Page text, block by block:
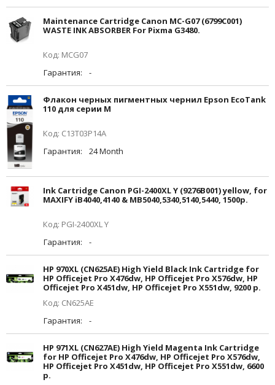
Maintenance Cartridge Canon MC-G07 (6799C001)
WASTE INK ABSORBER For Pixma G3480.
Код: MCG07
Гарантия:
-
Флакон черных пигментных чернил Epson EcoTank
110 для серии M
Код: C13T03P14A
Гарантия:
24 Month
Ink Cartridge Canon PGI-2400XL Y (9276B001) yellow, for
MAXIFY iB4040,4140 & MB5040,5340,5140,5440, 1500p.
Код: PGI-2400XL Y
Гарантия:
-
HP 970XL (CN625AE) High Yield Black Ink Cartridge for
HP Officejet Pro X476dw, HP Officejet Pro X576dw, HP
Officejet Pro X451dw, HP Officejet Pro X551dw, 9200 p.
Код: CN625AE
Гарантия:
-
HP 971XL (CN627AE) High Yield Magenta Ink Cartridge
for HP Officejet Pro X476dw, HP Officejet Pro X576dw,
HP Officejet Pro X451dw, HP Officejet Pro X551dw, 6600
p.